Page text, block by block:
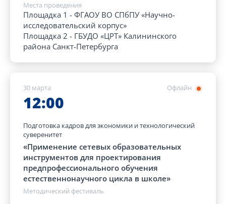
Места проведения
Площадка 1 - ФГАОУ ВО СПбПУ «Научно-
исследовательский корпус»
Площадка 2 - ГБУДО «ЦРТ» Калининского
района Санкт-Петербурга
Офлайн
30 марта
12:00
Подготовка кадров для экономики и технологический
суверенитет
«Применение сетевых образовательных
инструментов для проектирования
предпрофессионального обучения
естественнонаучного цикла в школе»
Методический фестиваль